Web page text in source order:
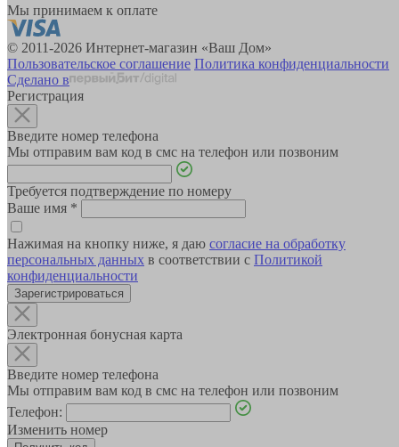
Мы принимаем к оплате
© 2011-2026 Интернет-магазин «Ваш Дом»
Пользовательское соглашение Политика конфиденциальности
Сделано в
Регистрация
Введите номер телефона
Мы отправим вам код в смс на телефон или позвоним
Требуется подтверждение по номеру
Ваше имя *
Нажимая на кнопку ниже, я даю согласие на обработку
персональных данных в соответствии с Политикой
конфиденциальности
Зарегистрироваться
Электронная бонусная карта
Введите номер телефона
Мы отправим вам код в смс на телефон или позвоним
Телефон:
Изменить номер